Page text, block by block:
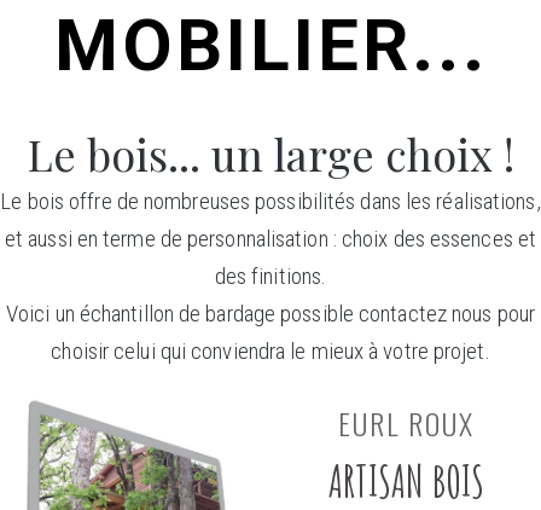
MOBILIER...
Le bois... un large choix !
Le bois offre de nombreuses possibilités dans les réalisations,
et aussi en terme de personnalisation : choix des essences et
des finitions.
Voici un échantillon de bardage possible contactez nous pour
choisir celui qui conviendra le mieux à votre projet.
EURL ROUX
ARTISAN BOIS